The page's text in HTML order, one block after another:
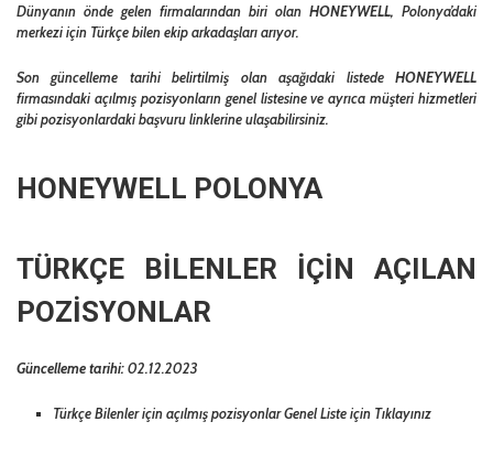
Dünyanın önde gelen firmalarından biri olan HONEYWELL, Polonya’daki
merkezi için Türkçe bilen ekip arkadaşları arıyor.
Son güncelleme tarihi belirtilmiş olan aşağıdaki listede HONEYWELL
firmasındaki açılmış pozisyonların genel listesine ve ayrıca müşteri hizmetleri
gibi pozisyonlardaki başvuru linklerine ulaşabilirsiniz.
HONEYWELL POLONYA
TÜRKÇE BİLENLER İÇİN AÇILAN
POZİSYONLAR
Güncelleme tarihi:02.12.2023
Türkçe Bilenler için açılmış pozisyonlarGenel Liste için Tıklayınız